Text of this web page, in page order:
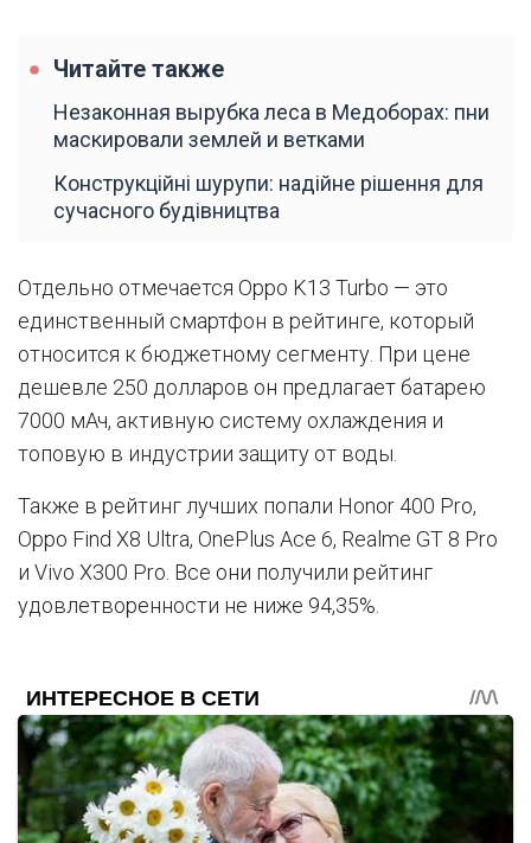
Читайте также
Незаконная вырубка леса в Медоборах: пни
маскировали землей и ветками
Конструкційні шурупи: надійне рішення для
сучасного будівництва
Отдельно отмечается Oppo K13 Turbo — это
единственный смартфон в рейтинге, который
относится к бюджетному сегменту. При цене
дешевле 250 долларов он предлагает батарею
7000 мАч, активную систему охлаждения и
топовую в индустрии защиту от воды.
Также в рейтинг лучших попали Honor 400 Pro,
Oppo Find X8 Ultra, OnePlus Ace 6, Realme GT 8 Pro
и Vivo X300 Pro. Все они получили рейтинг
удовлетворенности не ниже 94,35%.